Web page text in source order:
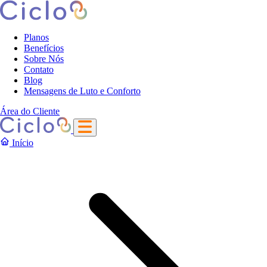
Planos
Benefícios
Sobre Nós
Contato
Blog
Mensagens de Luto e Conforto
Área do Cliente
Início